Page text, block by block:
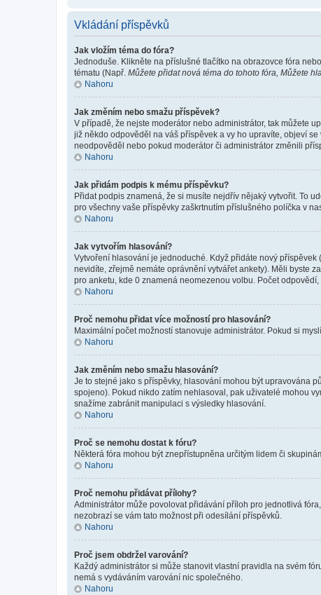
Vkládání příspěvků
Jak vložím téma do fóra?
Jednoduše. Klikněte na příslušné tlačítko na obrazovce fóra
tématu (Např. Můžete přidat nová téma do tohoto fóra, Můžete
Nahoru
Jak změním nebo smažu příspěvek?
V případě, že nejste moderátor nebo administrátor, tak můžete
již někdo odpověděl na váš příspěvek a vy ho upravíte, objeví
neodpověděl nebo pokud moderátor či administrátor změnili
Nahoru
Jak přidám podpis k mému příspěvku?
Přidat podpis znamená, že si musíte nejdřív nějaký vytvořit. To
pro všechny vaše příspěvky zaškrtnutím příslušného políčka v
Nahoru
Jak vytvořím hlasování?
Vytvoření hlasování je jednoduché. Když přidáte nový
nevidíte, zřejmě nemáte oprávnění vytvářet ankety). Měli byste
pro anketu, kde 0 znamená neomezenou volbu. Počet
Nahoru
Proč nemohu přidat více možností pro hlasování?
Maximální počet možností stanovuje administrátor. Pokud si
Nahoru
Jak změním nebo smažu hlasování?
Je to stejné jako s příspěvky, hlasování mohou být upravována
spojeno). Pokud nikdo zatím nehlasoval, pak uživatelé mohou
snažíme zabránit manipulaci s výsledky hlasování.
Nahoru
Proč se nemohu dostat k fóru?
Některá fóra mohou být znepřístupněna určitým lidem či
Nahoru
Proč nemohu přidávat přílohy?
Administrátor může povolovat přidávání příloh pro jednotlivá
nezobrazí se vám tato možnost při odesílání příspěvků.
Nahoru
Proč jsem obdržel varování?
Každý administrátor si může stanovit vlastní pravidla na svém
nemá s vydáváním varování nic společného.
Nahoru